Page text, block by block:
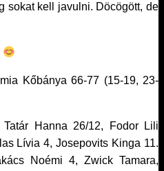
sokat kell javulni. Döcögött, de
Kőbánya 66-77 (15-19, 23-
Hanna 26/12, Fodor Lili
Lívia 4, Josepovits Kinga 11.
Noémi 4, Zwick Tamara,